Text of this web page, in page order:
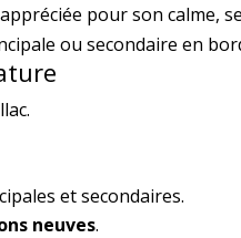
pour son calme,
ou secondaire en
et secondaires.
neuves.